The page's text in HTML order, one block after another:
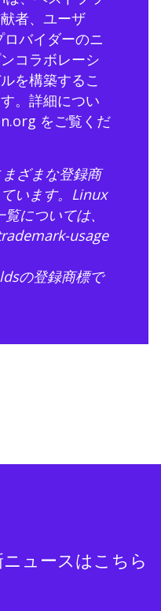
者、ユーザ
バイダーのニ
コラボレーシ
を構築するこ
。詳細につい
をご覧くだ
ざまな登録商
います。Linux
については、
usage
の登録商標で
ュースはこちら